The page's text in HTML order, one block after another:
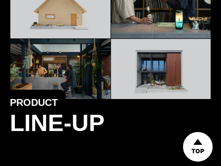
PRODUCT
LINE-UP
TOP